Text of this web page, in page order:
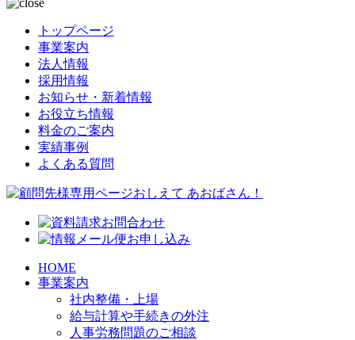
トップページ
事業案内
法人情報
採用情報
お知らせ・新着情報
お役立ち情報
料金のご案内
実績事例
よくある質問
HOME
事業案内
社内整備・上場
給与計算や手続きの外注
人事労務問題のご相談